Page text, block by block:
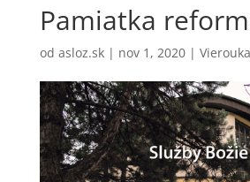
Pamiatka
od asloz.sk| nov 1, 2020| Vierouka